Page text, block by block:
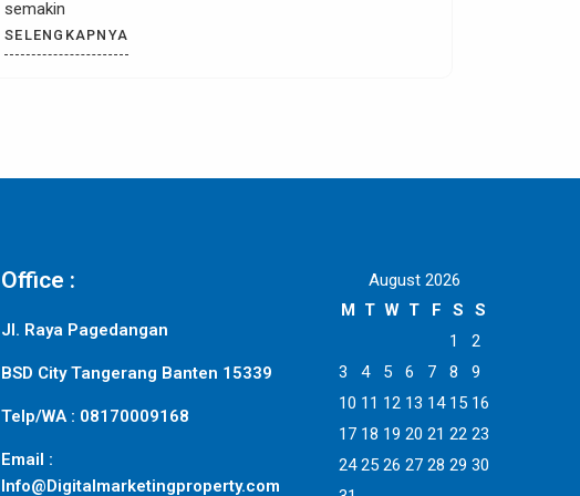
SELENGKAPNYA
Office :
Jl. Raya Pagedangan
BSD City Tangerang Banten 15339
Telp/WA : 08170009168
Email :
Info@Digitalmarketingproperty.com
August 2026
M T W T F S
S
1
2
3
4 5 6 7 8
9
10 11 12 13 14 15 16
17 18 19 20 21 22 23
24 25 26 27 28 29 30